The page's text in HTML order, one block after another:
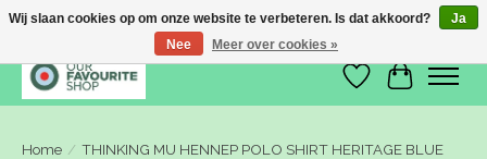
Verlanglijst
Home / THINKING MU HENNEP POLO SHIRT HERITAGE BLUE
Wij slaan cookies op om onze website te verbeteren. Is dat akkoord?
Ja
Nee
Meer over cookies »